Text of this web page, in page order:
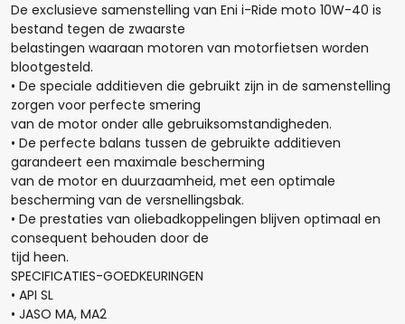
De exclusieve samenstelling van Eni i-Ride moto 10W-40 is
bestand tegen de zwaarste
belastingen waaraan motoren van motorfietsen worden
blootgesteld.
• De speciale additieven die gebruikt zijn in de samenstelling
zorgen voor perfecte smering
van de motor onder alle gebruiksomstandigheden.
• De perfecte balans tussen de gebruikte additieven
garandeert een maximale bescherming
van de motor en duurzaamheid, met een optimale
bescherming van de versnellingsbak.
• De prestaties van oliebadkoppelingen blijven optimaal en
consequent behouden door de
tijd heen.
SPECIFICATIES-GOEDKEURINGEN
• API SL
• JASO MA, MA2
Hoeveel liter*:
Aantal
- +
Opmerkingen: